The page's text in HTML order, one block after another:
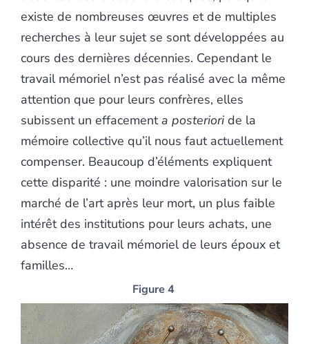
existe de nombreuses œuvres et de multiples
recherches à leur sujet se sont développées au
cours des dernières décennies. Cependant le
travail mémoriel n’est pas réalisé avec la même
attention que pour leurs confrères, elles
subissent un effacementa posterioride la
mémoire collective qu’il nous faut actuellement
compenser. Beaucoup d’éléments expliquent
cette disparité : une moindre valorisation sur le
marché de l’art après leur mort, un plus faible
intérêt des institutions pour leurs achats, une
absence de travail mémoriel de leurs époux et
familles…
Figure 4